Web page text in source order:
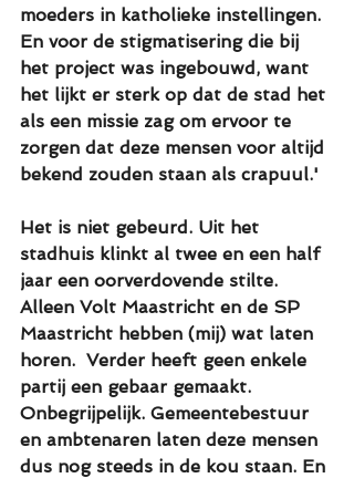
moeders in katholieke instellingen.
En voor de stigmatisering die bij
het project was ingebouwd, want
het lijkt er sterk op dat de stad het
als een missie zag om ervoor te
zorgen dat deze mensen voor altijd
bekend zouden staan als crapuul.'
Het is niet gebeurd. Uit het
stadhuis klinkt al twee en een half
jaar een oorverdovende stilte.
Alleen Volt Maastricht en de SP
Maastricht hebben (mij) wat laten
horen.  Verder heeft geen enkele
partij een gebaar gemaakt.
Onbegrijpelijk. Gemeentebestuur
en ambtenaren laten deze mensen
dus nog steeds in de kou staan. En